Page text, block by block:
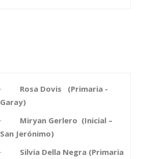
· Rosa Dovis (Primaria -
Garay)
· Miryan Gerlero (Inicial –
San Jerónimo)
· Silvia Della Negra (Primaria